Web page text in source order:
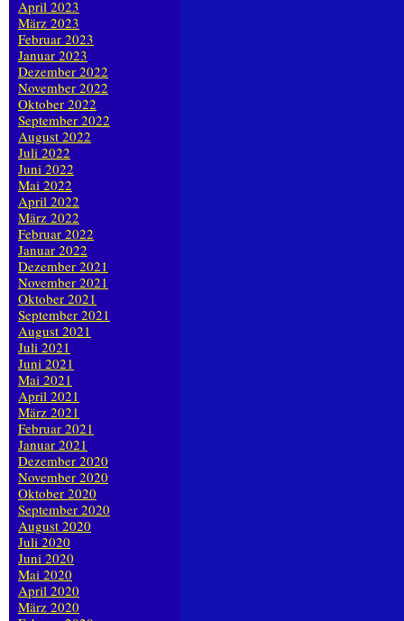
April 2023
März 2023
Februar 2023
Januar 2023
Dezember 2022
November 2022
Oktober 2022
September 2022
August 2022
Juli 2022
Juni 2022
Mai 2022
April 2022
März 2022
Februar 2022
Januar 2022
Dezember 2021
November 2021
Oktober 2021
September 2021
August 2021
Juli 2021
Juni 2021
Mai 2021
April 2021
März 2021
Februar 2021
Januar 2021
Dezember 2020
November 2020
Oktober 2020
September 2020
August 2020
Juli 2020
Juni 2020
Mai 2020
April 2020
März 2020